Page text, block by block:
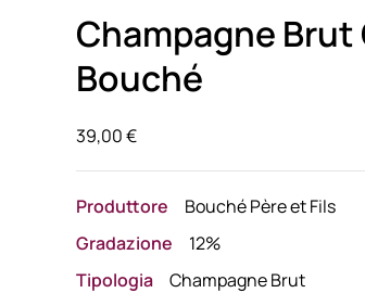
Champagne Brut
Bouché
39,00€
Produttore
Bouché Père et Fils
Gradazione
12%
Tipologia
Champagne Brut